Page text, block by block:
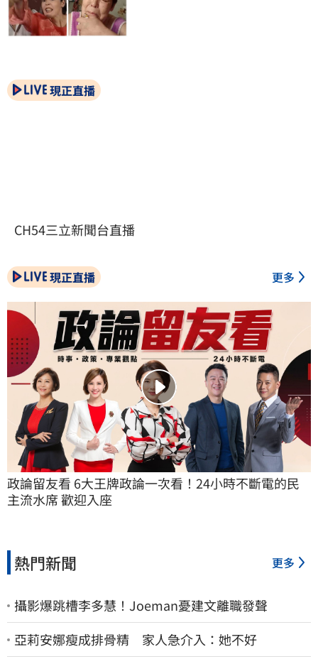
現正直播
CH54三立新聞台直播
現正直播 更多
政論留友看 6大王牌政論一次看！24小時不斷電的民
主流水席 歡迎入座
熱門新聞 更多
攝影爆跳槽李多慧！Joeman憂建文離職發聲
亞莉安娜瘦成排骨精 家人急介入：她不好